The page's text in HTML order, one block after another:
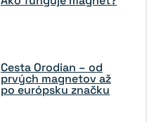
Cesta Orodian – od
prvých magnetov až
po európsku značku